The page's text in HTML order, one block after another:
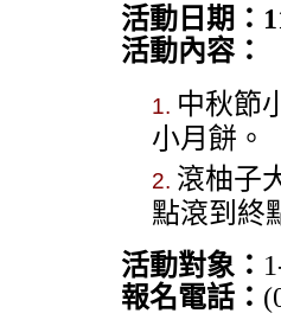
活動日期：
活動內容：
中秋節
小月餅。
滾柚子
點滾到終
活動對象：
報名電話：